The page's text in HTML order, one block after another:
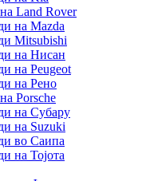
Land Rover
на Mazda
Mitsubishi
на Нисан
на Peugeot
на Рено
Porsche
на Субару
на Suzuki
во Саипа
на Тојота